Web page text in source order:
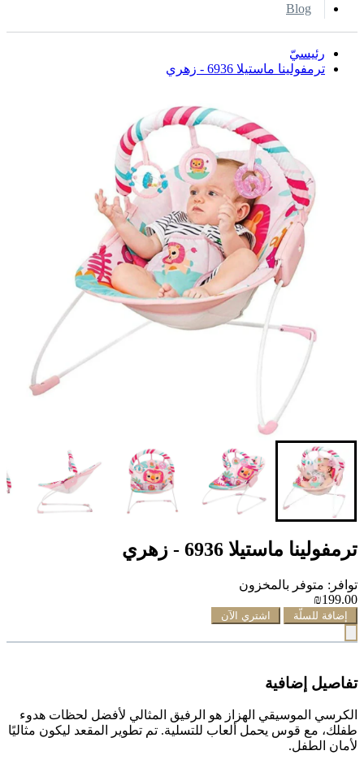
Blog
رئيسيّ
ترمفولينا ماستيلا 6936 - زهري
ترمفولينا ماستيلا 6936 - زهري
توافر: متوفر بالمخزون
₪199.00
إضافة للسلّة اشتري الآن
تفاصيل إضافية
الكرسي الموسيقي الهزاز هو الرفيق المثالي لأفضل لحظات هدوء
طفلك، مع قوس يحمل ألعاب للتسلية. تم تطوير المقعد ليكون مثاليًا
لأمان الطفل.